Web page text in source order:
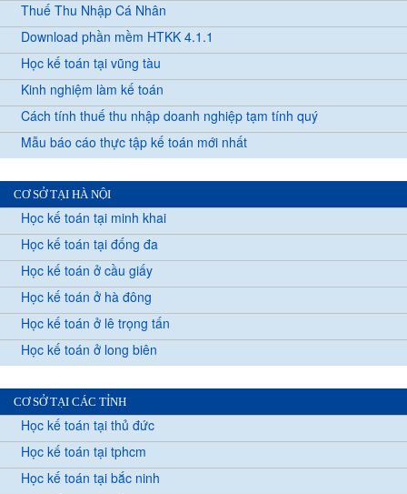
Thuế Thu Nhập Cá Nhân
Download phần mềm HTKK 4.1.1
Học kế toán tại vũng tàu
Kinh nghiệm làm kế toán
Cách tính thuế thu nhập doanh nghiệp tạm tính quý
Mẫu báo cáo thực tập kế toán mới nhất
CƠ SỞ TẠI HÀ NỘI
Học kế toán tại minh khai
Học kế toán tại đống đa
Học kế toán ở cầu giấy
Học kế toán ở hà đông
Học kế toán ở lê trọng tấn
Học kế toán ở long biên
CƠ SỞ TẠI CÁC TỈNH
Học kế toán tại thủ đức
Học kế toán tại tphcm
Học kế toán tại bắc ninh